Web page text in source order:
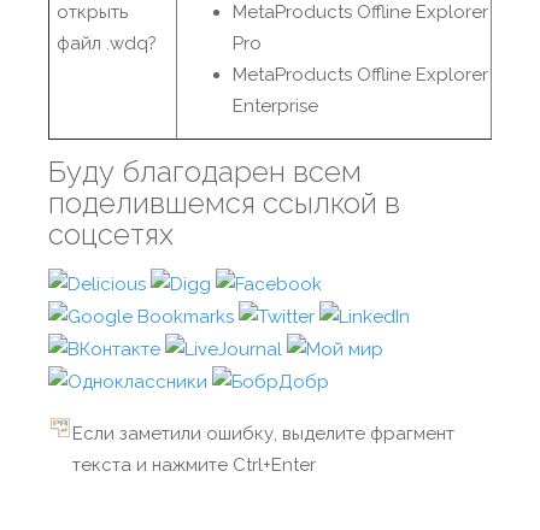
открыть
файл .wdq?
MetaProducts Offline Explorer
Pro
MetaProducts Offline Explorer
Enterprise
Буду благодарен всем
поделившемся ссылкой в
соцсетях
Если заметили ошибку, выделите фрагмент
текста и нажмите Ctrl+Enter